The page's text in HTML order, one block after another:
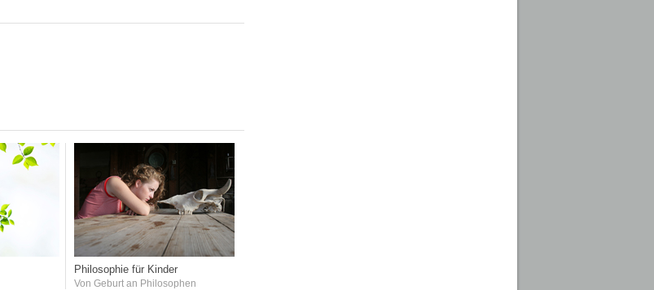
Philosophie für Kinder
Von Geburt an Philosophen